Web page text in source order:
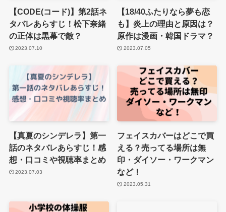
【CODE(コード)】第2話ネ
タバレあらすじ！松下奈緒
の正体は黒幕で敵？
2023.07.10
【18/40ふたりなら夢も恋
も】炎上の理由と原因は？
原作は漫画・韓国ドラマ？
2023.07.05
【真夏のシンデレラ】第一
話のネタバレあらすじ！感
想・口コミや視聴率まとめ
2023.07.03
フェイスカバーはどこで買
える？売ってる場所は無
印・ダイソー・ワークマン
など！
2023.05.31